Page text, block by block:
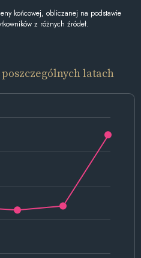
końcowej, obliczanej na podstawie
z różnych źródeł.
latach